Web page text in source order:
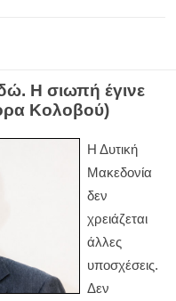
Η σιωπή έγινε
Κολοβού)
Η Δυτική
Μακεδονία
δεν
χρειάζεται
άλλες
υποσχέσεις.
Δεν